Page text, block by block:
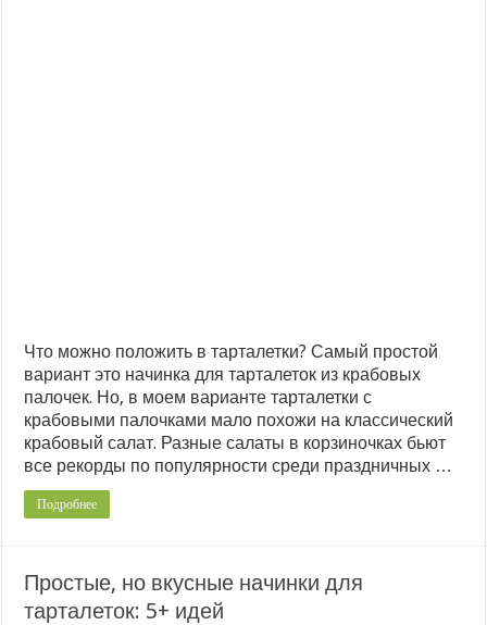
Что можно положить в тарталетки? Самый простой
вариант это начинка для тарталеток из крабовых
палочек. Но, в моем варианте тарталетки с
крабовыми палочками мало похожи на классический
крабовый салат. Разные салаты в корзиночках бьют
все рекорды по популярности среди праздничных …
Подробнее
Простые, но вкусные начинки для
тарталеток: 5+ идей